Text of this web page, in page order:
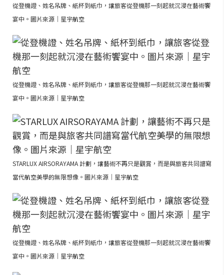
從登機證、姓名吊牌、紙杯到紙巾，讓旅客從登機那一刻起就沉浸在藝術饗
宴中。圖片來源｜星宇航空
從登機證、姓名吊牌、紙杯到紙巾，讓旅客從登機那一刻起就沉浸在藝術饗
宴中。圖片來源｜星宇航空
STARLUX AIRSORAYAMA 計劃，讓藝術不再只是觀賞，而是與旅客共同譜寫
當代航空美學的無限想像。圖片來源｜星宇航空
從登機證、姓名吊牌、紙杯到紙巾，讓旅客從登機那一刻起就沉浸在藝術饗
宴中。圖片來源｜星宇航空